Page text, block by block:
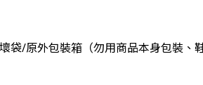
/原外包裝箱（勿用商品本身包裝、